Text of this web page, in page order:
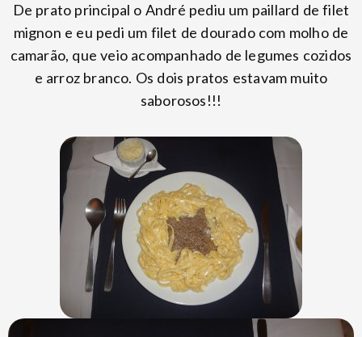
De prato principal o André pediu um paillard de filet
mignon e eu pedi um filet de dourado com molho de
camarão, que veio acompanhado de legumes cozidos
e arroz branco. Os dois pratos estavam muito
saborosos!!!